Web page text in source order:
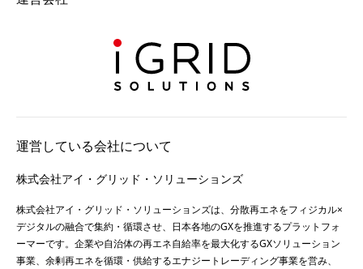
運営している会社について
株式会社アイ・グリッド・ソリューションズ
株式会社アイ・グリッド・ソリューションズは、分散再エネをフィジカル×
デジタルの融合で集約・循環させ、日本各地のGXを推進するプラットフォ
ーマーです。企業や自治体の再エネ自給率を最大化するGXソリューション
事業、余剰再エネを循環・供給するエナジートレーディング事業を営み、